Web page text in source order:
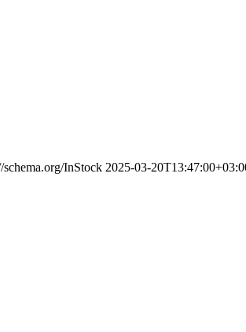
schema.org/InStock 2025-03-